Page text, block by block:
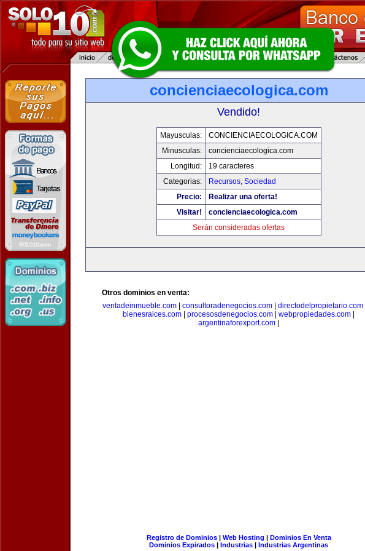
concienciaecologica.com
Vendido!
Mayusculas:
CONCIENCIAECOLOGICA.COM
Minusculas:
concienciaecologica.com
Longitud:
19 caracteres
Categorias:
Recursos, Sociedad
Precio:
Realizar una oferta!
Visitar!
concienciaecologica.com
Serán consideradas ofertas
Otros dominios en venta:
ventadeinmueble.com| consultoradenegocios.com| directodelpropietario.com|
bienesraices.com
procesosdenegocios.com webpropiedades.com
argentinaforexport.com
Registro de Dominios| Web Hosting | Dominios En Venta
Dominios Expirados | Industrias | Industrias Argentinas